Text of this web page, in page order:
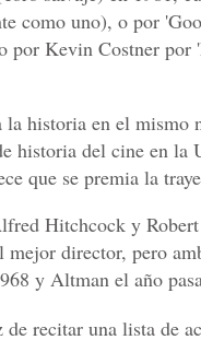
como uno), o por
por Kevin Costner por
la historia en el
historia del cine en la
que se premia la
Hitchcock y
mejor director, pero
y Altman el año
recitar una lista de